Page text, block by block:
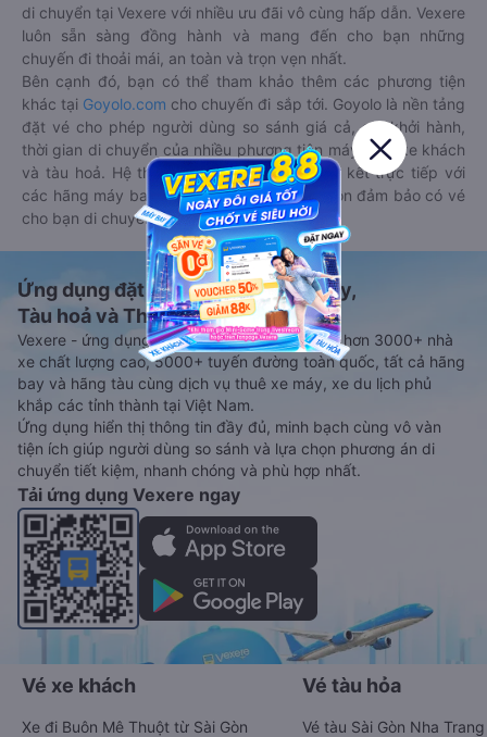
di chuyển tại Vexere với nhiều ưu đãi vô cùng hấp dẫn. Vexere
luôn sẵn sàng đồng hành và mang đến cho bạn những
chuyến đi thoải mái, an toàn và trọn vẹn nhất.
Bên cạnh đó, bạn có thể tham khảo thêm các phương tiện
khác tại Goyolo.com cho chuyến đi sắp tới. Goyolo là nền tảng
đặt vé cho phép người dùng so sánh giá cả, giờ khởi hành,
thời gian di chuyển của nhiều phương tiện máy bay, xe khách
và tàu hoả. Hệ thống của Goyolo được liên kết trực tiếp với
các hãng máy bay, xe khách và tàu hoả, luôn đảm bảo có vé
cho bạn di chuyển.
Ứng dụng đặt vé Xe khách, Máy bay,
Tàu hoả và Thuê xe
Vexere - ứng dụng đặt vé đa phương tiện với hơn 3000+ nhà
xe chất lượng cao, 5000+ tuyến đường toàn quốc, tất cả hãng
bay và hãng tàu cùng dịch vụ thuê xe máy, xe du lịch phủ
khắp các tỉnh thành tại Việt Nam.
Ứng dụng hiển thị thông tin đầy đủ, minh bạch cùng vô vàn
tiện ích giúp người dùng so sánh và lựa chọn phương án di
chuyển tiết kiệm, nhanh chóng và phù hợp nhất.
Tải ứng dụng Vexere ngay
Vé xe khách
Xe đi Buôn Mê Thuột từ Sài Gòn
Vé tàu hỏa
Vé tàu Sài Gòn Nha Trang